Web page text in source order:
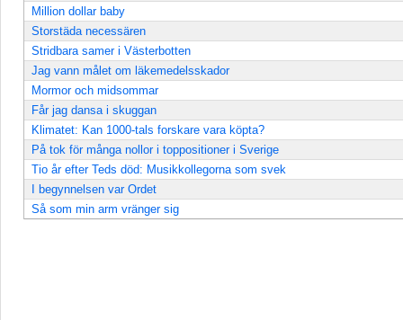
Million dollar baby
Storstäda necessären
Stridbara samer i Västerbotten
Jag vann målet om läkemedelsskador
Mormor och midsommar
Får jag dansa i skuggan
Klimatet: Kan 1000-tals forskare vara köpta?
På tok för många nollor i toppositioner i Sverige
Tio år efter Teds död: Musikkollegorna som svek
I begynnelsen var Ordet
Så som min arm vränger sig